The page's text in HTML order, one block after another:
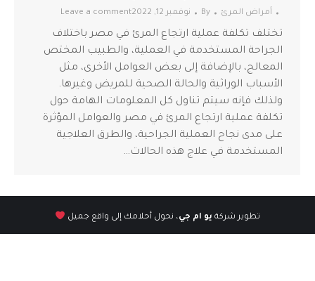
أمراض المرئ By نوفمبر 12, 2022 Leave a comment
تختلف تكلفة عملية ارتجاع المرئ في مصر باختلاف
الجراحة المستخدمة في العملية، والطبيب المختص
المعالج، بالإضافة إلى بعض العوامل الأخرى، مثل
الأسباب الوراثية والحالة الصحية للمريض وغيرها.
ولذلك فإنه سيتم تناول كل المعلومات الهامة حول
تكلفة عملية ارتجاع المرئ في مصر والعوامل المؤثرة
على مدى نجاح العملية الجراحية، والطرق العلاجية
المستخدمة في علاج هذه الحالات…
تطوير شركة يو ام جي، نحول أحلامك إلى واقع جميل